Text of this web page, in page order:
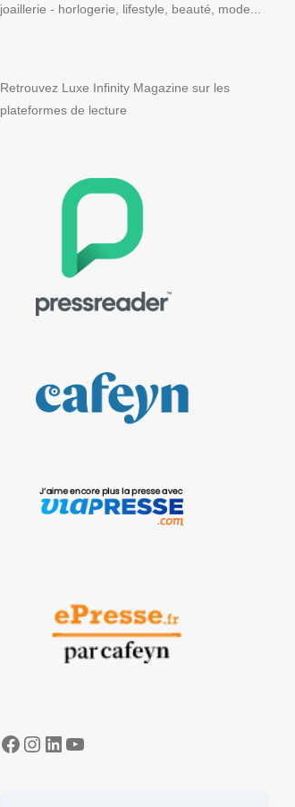
joaillerie - horlogerie, lifestyle, beauté, mode...
Retrouvez Luxe Infinity Magazine sur les
plateformes de lecture
Facebook
Instagram
LinkedIn
YouTube